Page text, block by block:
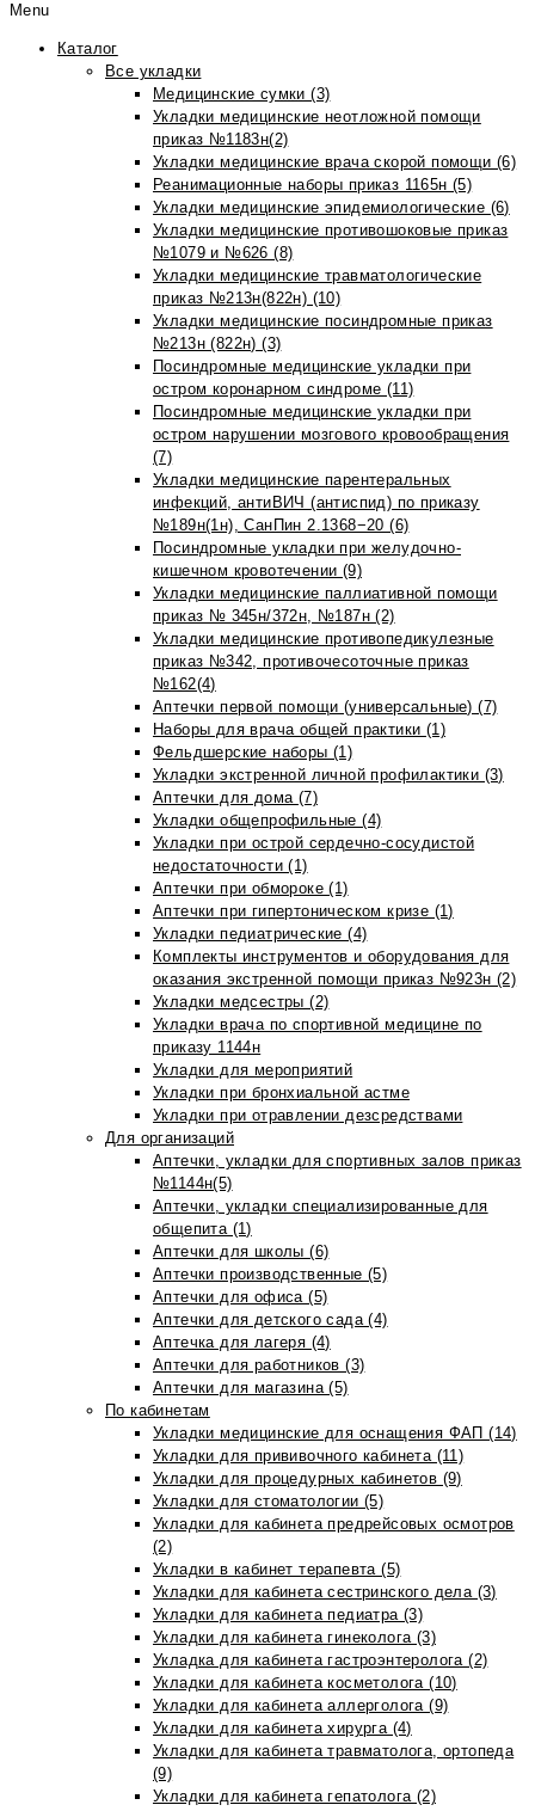
Menu
Каталог
Все укладки
Медицинские сумки (3)
Укладки медицинские неотложной помощи
приказ №1183н(2)
Укладки медицинские врача скорой помощи (6)
Реанимационные наборы приказ 1165н (5)
Укладки медицинские эпидемиологические (6)
Укладки медицинские противошоковые приказ
№1079 и №626 (8)
Укладки медицинские травматологические
приказ №213н(822н) (10)
Укладки медицинские посиндромные приказ
№213н (822н) (3)
Посиндромные медицинские укладки при
остром коронарном синдроме (11)
Посиндромные медицинские укладки при
остром нарушении мозгового кровообращения
(7)
Укладки медицинские парентеральных
инфекций, антиВИЧ (антиспид) по приказу
№189н(1н), СанПин 2.1368−20 (6)
Посиндромные укладки при желудочно-
кишечном кровотечении (9)
Укладки медицинские паллиативной помощи
приказ № 345н/372н, №187н (2)
Укладки медицинские противопедикулезные
приказ №342, противочесоточные приказ
№162(4)
Аптечки первой помощи (универсальные) (7)
Наборы для врача общей практики (1)
Фельдшерские наборы (1)
Укладки экстренной личной профилактики (3)
Аптечки для дома (7)
Укладки общепрофильные (4)
Укладки при острой сердечно-сосудистой
недостаточности (1)
Аптечки при обмороке (1)
Аптечки при гипертоническом кризе (1)
Укладки педиатрические (4)
Комплекты инструментов и оборудования для
оказания экстренной помощи приказ №923н (2)
Укладки медсестры (2)
Укладки врача по спортивной медицине по
приказу 1144н
Укладки для мероприятий
Укладки при бронхиальной астме
Укладки при отравлении дезсредствами
Для организаций
Аптечки, укладки для спортивных залов приказ
№1144н(5)
Аптечки, укладки специализированные для
общепита (1)
Аптечки для школы (6)
Аптечки производственные (5)
Аптечки для офиса (5)
Аптечки для детского сада (4)
Аптечка для лагеря (4)
Аптечки для работников (3)
Аптечки для магазина (5)
По кабинетам
Укладки медицинские для оснащения ФАП (14)
Укладки для прививочного кабинета (11)
Укладки для процедурных кабинетов (9)
Укладки для стоматологии (5)
Укладки для кабинета предрейсовых осмотров
(2)
Укладки в кабинет терапевта (5)
Укладки для кабинета сестринского дела (3)
Укладки для кабинета педиатра (3)
Укладки для кабинета гинеколога (3)
Укладка для кабинета гастроэнтеролога (2)
Укладки для кабинета косметолога (10)
Укладки для кабинета аллерголога (9)
Укладки для кабинета хирурга (4)
Укладки для кабинета травматолога, ортопеда
(9)
Укладки для кабинета гепатолога (2)